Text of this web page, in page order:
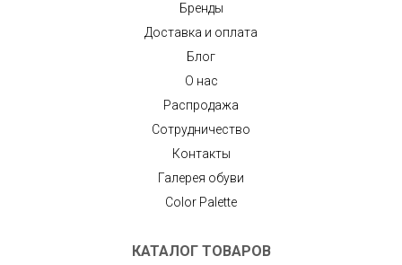
Бренды
Доставка и оплата
Блог
О нас
Распродажа
Сотрудничество
Контакты
Галерея обуви
Color Palette
КАТАЛОГ ТОВАРОВ